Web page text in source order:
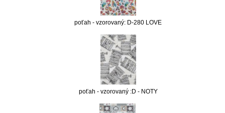
poťah - vzorovaný: D-280 LOVE
poťah - vzorovaný :D - NOTY